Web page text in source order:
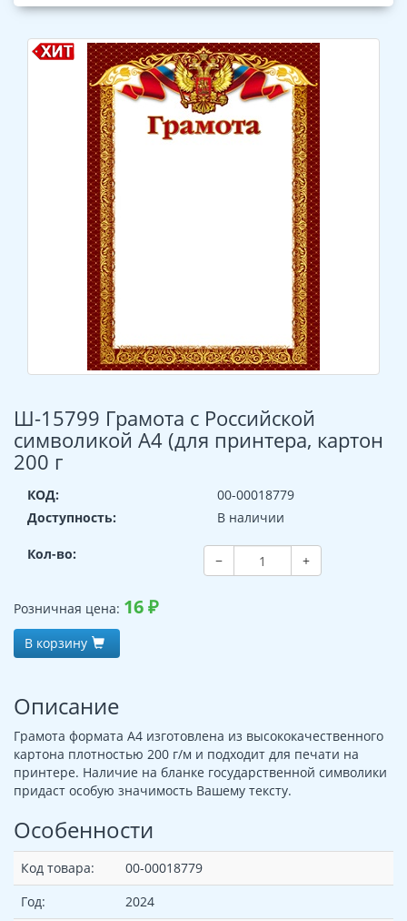
Ш-15799 Грамота с Российской
символикой А4 (для принтера, картон
200 г
КОД:
00-00018779
Доступность:
В наличии
Кол-во: − +
Розничная цена: 16₽
В корзину
Описание
Грамота формата А4 изготовлена из высококачественного
картона плотностью 200 г/м и подходит для печати на
принтере. Наличие на бланке государственной символики
придаст особую значимость Вашему тексту.
Особенности
Код товара:
00-00018779
Год:
2024